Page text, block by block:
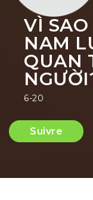
VÌ
NAM
QUAN
6-20
Suivre